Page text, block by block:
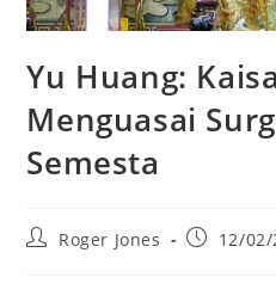
Yu Huang:
Menguasai
Semesta
PostRoger Jones
Post12/02/